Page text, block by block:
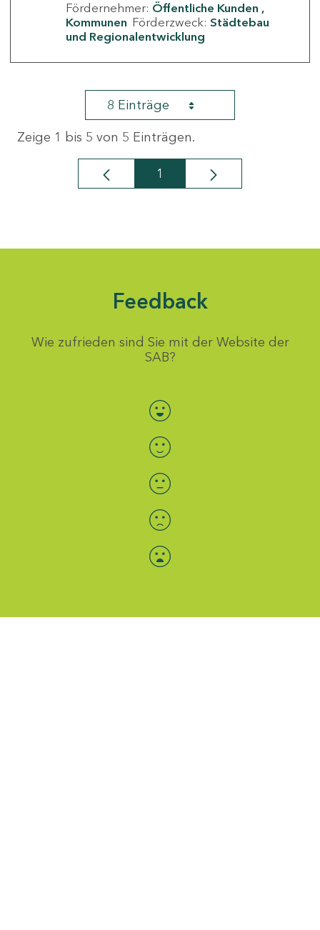
Fördernehmer: Öffentliche Kunden
Kommunen Förderzweck: Städtebau
und Regionalentwicklung
8 Einträge
Zeige 1 bis 5 von 5 Einträgen.
Seite
1
Feedback
Wie zufrieden sind Sie mit der Website der
SAB?
Bewertung auswählen